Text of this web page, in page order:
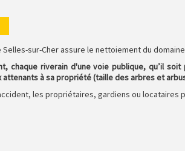
Selles-sur-Cher assure le nettoiement du
chaque riverain d'une voie publique, qu’il
attenants à sa propriété (taille des arbres et
les propriétaires, gardiens ou